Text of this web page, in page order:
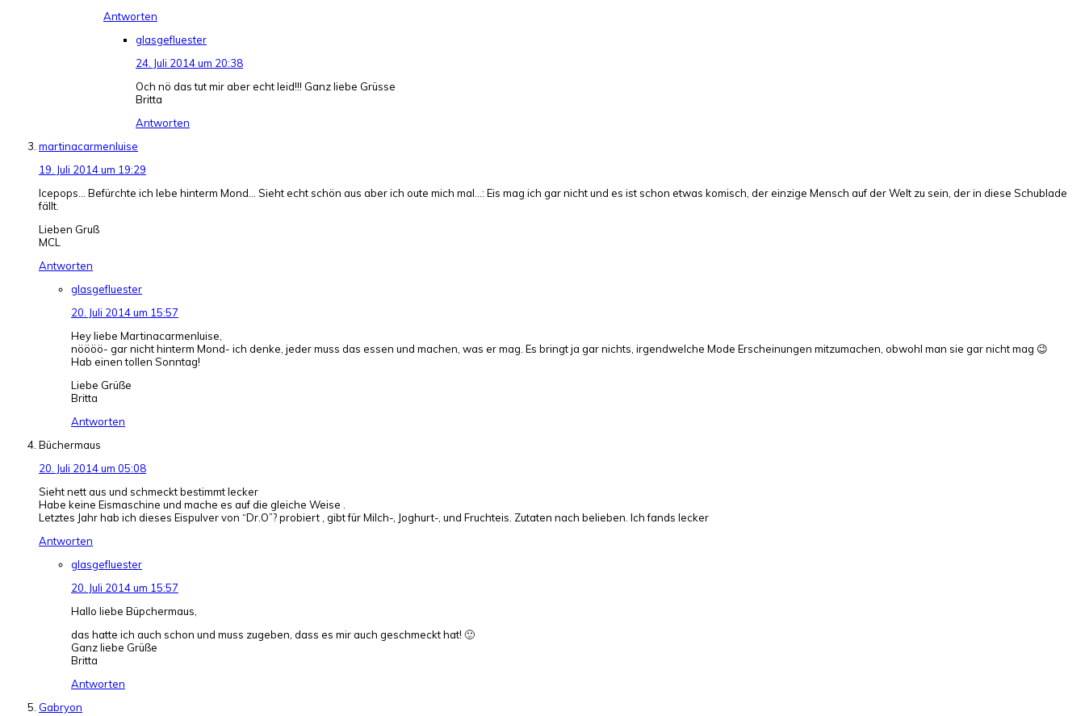
Antworten
glasgefluester
24. Juli 2014 um 20:38
Och nö das tut mir aber echt leid!!! Ganz liebe Grüsse
Britta
Antworten
martinacarmenluise
19. Juli 2014 um 19:29
Icepops… Befürchte ich lebe hinterm Mond… Sieht echt schön aus aber ich oute mich mal…: Eis mag ich gar nicht und es ist schon etwas komisch, der einzige Mensch auf der Welt zu sein, der in diese Schublade
fällt.
Lieben Gruß
MCL
Antworten
glasgefluester
20. Juli 2014 um 15:57
Hey liebe Martinacarmenluise,
nöööö- gar nicht hinterm Mond- ich denke, jeder muss das essen und machen, was er mag. Es bringt ja gar nichts, irgendwelche Mode Erscheinungen mitzumachen, obwohl man sie gar nicht mag 😉
Hab einen tollen Sonntag!
Liebe Grüße
Britta
Antworten
Büchermaus
20. Juli 2014 um 05:08
Sieht nett aus und schmeckt bestimmt lecker
Habe keine Eismaschine und mache es auf die gleiche Weise .
Letztes Jahr hab ich dieses Eispulver von “Dr.O”? probiert , gibt für Milch-, Joghurt-, und Fruchteis. Zutaten nach belieben. Ich fands lecker
Antworten
glasgefluester
20. Juli 2014 um 15:57
Hallo liebe Büpchermaus,
das hatte ich auch schon und muss zugeben, dass es mir auch geschmeckt hat! 🙂
Ganz liebe Grüße
Britta
Antworten
Gabryon